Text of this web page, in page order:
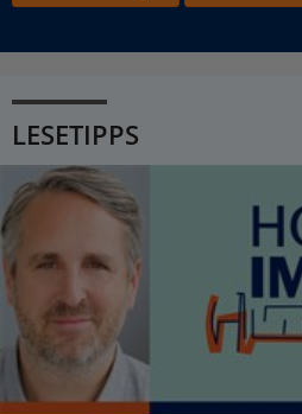
LESETIPPS